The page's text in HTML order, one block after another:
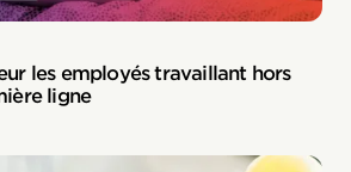
les employés travaillant hors
ligne